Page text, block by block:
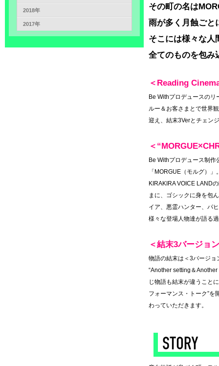
その町の名は
雨が多く月蝕ごと
そこには様々な人
全てのものを包
＜Reading
Be Withプロデュースの
ルー＆お客さまとで世界
迎え、結末3Verとチェン
＜
Be Withプロデュース制
「MORGUE（モルグ）
KIRAKIRA VOICE LAND
まに、ゴシックに身を包
イア、悪霊ハンター、パ
様々な登場人物達が語る
＜結末3バージョ
物語の結末は＜3バージョ
“Another setting＆
じ物語も結末が違うこと
フォーマンス・トーク”
わっていただきます。
2018年
2017年